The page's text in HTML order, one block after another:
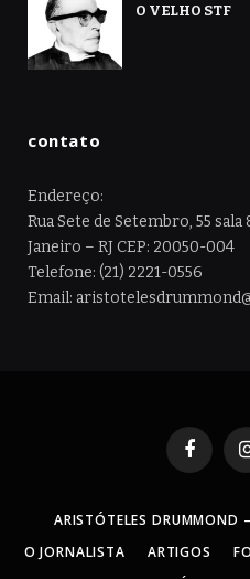
O VELHO STF
contato
Endereço:
Rua Sete de Setembro, 55
Janeiro – RJ CEP: 20050-004
Telefone: (21) 2221-0556
Email:
ARISTÓTELES DRUMMOND
O JORNALISTA
ARTIGOS